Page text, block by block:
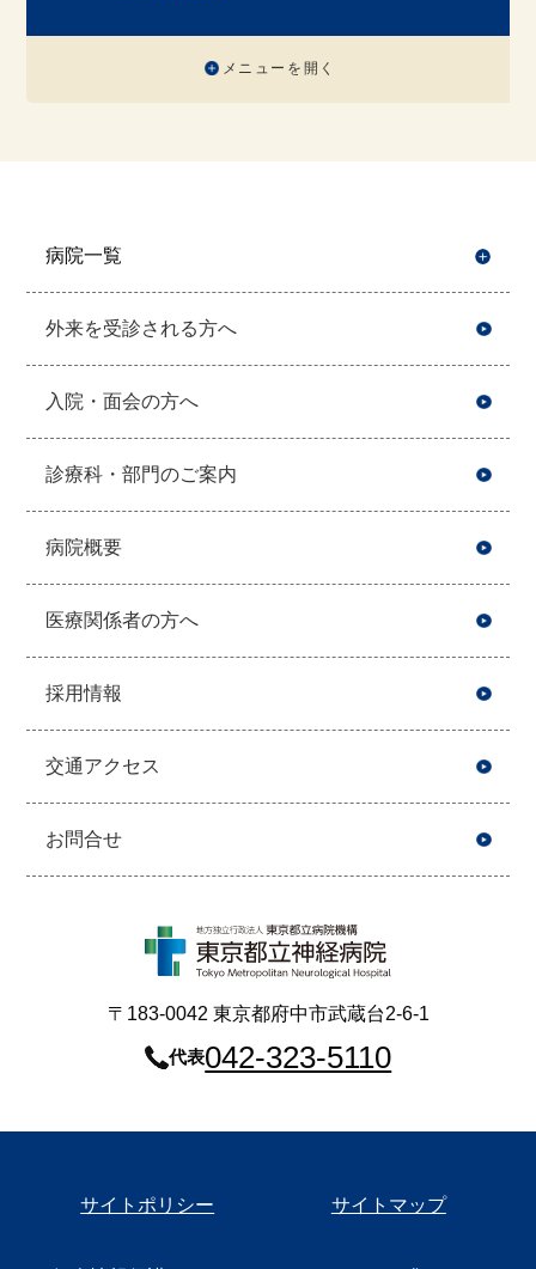
メニューを開く
病院一覧
外来を受診される方へ
入院・面会の方へ
診療科・部門のご案内
病院概要
医療関係者の方へ
採用情報
交通アクセス
お問合せ
〒183-0042 東京都府中市武蔵台2-6-1
代表042-323-5110
サイトポリシー サイトマップ